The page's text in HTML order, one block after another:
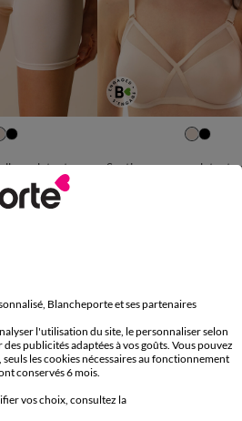
46
Panty maille et tulle sculptants - maintien intense
24,99 €
899013
de Gaine ventre plat
Blancheporte et ses partenaires
l'utilisation du site, le personnaliser selon
publicités adaptées à vos goûts. Vous pouvez
seuls les cookies nécessaires au fonctionnement
conservés 6 mois.
vos choix, consultez la